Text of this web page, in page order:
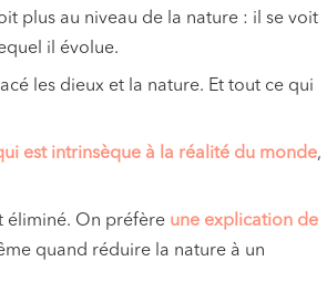
plus au niveau de la nature : il se voit
il évolue.
les dieux et la nature. Et tout ce qui
est intrinsèque à la réalité du monde,
éliminé. On préfère une explication de
quand réduire la nature à un